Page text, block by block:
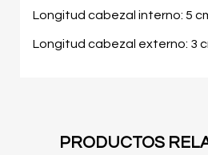
Longitud cabezal interno: 5
Longitud cabezal externo: 3
PRODUCTOS